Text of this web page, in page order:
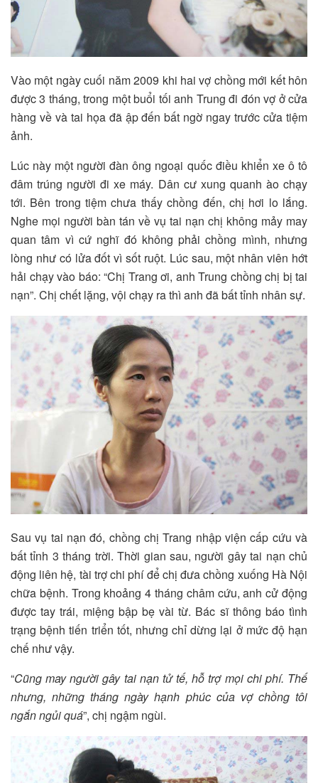
Vào một ngày cuối năm 2009 khi hai vợ chồng mới kết hôn
được 3 tháng, trong một buổi tối anh Trung đi đón vợ ở cửa
hàng về và tai họa đã ập đến bất ngờ ngay trước cửa tiệm
ảnh.
Lúc này một người đàn ông ngoại quốc điều khiển xe ô tô
đâm trúng người đi xe máy. Dân cư xung quanh ào chạy
tới. Bên trong tiệm chưa thấy chồng đến, chị hơi lo lắng.
Nghe mọi người bàn tán về vụ tai nạn chị không mảy may
quan tâm vì cứ nghĩ đó không phải chồng mình, nhưng
lòng như có lửa đốt vì sốt ruột. Lúc sau, một nhân viên hớt
hải chạy vào báo: “Chị Trang ơi, anh Trung chồng chị bị tai
nạn”. Chị chết lặng, vội chạy ra thì anh đã bất tỉnh nhân sự.
Sau vụ tai nạn đó, chồng chị Trang nhập viện cấp cứu và
bất tỉnh 3 tháng trời. Thời gian sau, người gây tai nạn chủ
động liên hệ, tài trợ chi phí để chị đưa chồng xuống Hà Nội
chữa bệnh. Trong khoảng 4 tháng châm cứu, anh cử động
được tay trái, miệng bập bẹ vài từ. Bác sĩ thông báo tình
trạng bệnh tiến triển tốt, nhưng chỉ dừng lại ở mức độ hạn
chế như vậy.
“Cũng may người gây tai nạn tử tế, hỗ trợ mọi chi phí. Thế
nhưng, những tháng ngày hạnh phúc của vợ chồng tôi
ngắn ngủi quá”, chị ngậm ngùi.